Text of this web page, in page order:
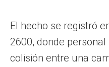
El hecho se registró
2600, donde
colisión entre una